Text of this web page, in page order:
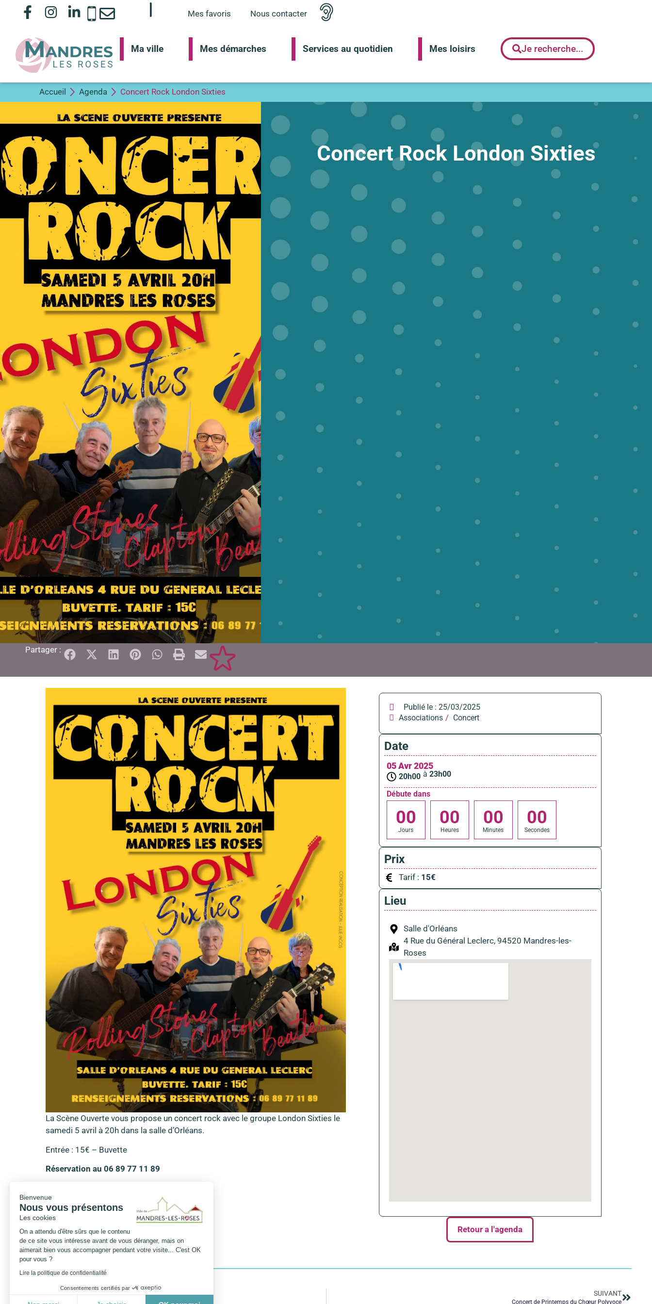
Bienvenue
Nous vous présentons
Les cookies
On a attendu d'être sûrs que le contenu
de ce site vous intéresse avant de vous déranger, mais on
aimerait bien vous accompagner pendant votre visite... C'est OK
pour vous ?
Lire la politique de confidentialité
Consentements certifiés par
Mes favoris Nous contacter
Ma ville Mes démarches Services au quotidien Mes loisirs Je recherche...
Accueil Agenda Concert Rock London Sixties
Concert Rock London Sixties
Partager :
La Scène Ouverte vous propose un concert rock avec le groupe London Sixties le
samedi 5 avril à 20h dans la salle d’Orléans.
Entrée : 15€ – Buvette
Réservation au 06 89 77 11 89
Publié le : 25/03/2025
Associations / Concert
Date
05 Avr 2025
20h00 à 23h00
Débute dans
00
Jours
00
Heures
00
Minutes
00
Secondes
Prix
Tarif : 15€
Lieu
Salle d'Orléans
4 Rue du Général Leclerc, 94520 Mandres-les-
Roses
Retour a l'agenda
Loto du Lion’s Club
SUIVANT
Concert de Printemps du Chœur Polyvoce